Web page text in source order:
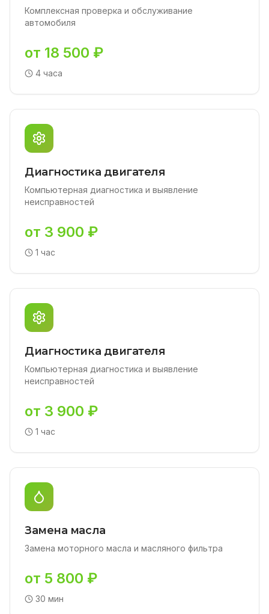
Комплексная проверка и обслуживание
автомобиля
от 18 500 ₽
4 часа
Диагностика двигателя
Компьютерная диагностика и выявление
неисправностей
от 3 900 ₽
1 час
Диагностика двигателя
Компьютерная диагностика и выявление
неисправностей
от 3 900 ₽
1 час
Замена масла
Замена моторного масла и масляного фильтра
от 5 800 ₽
30 мин